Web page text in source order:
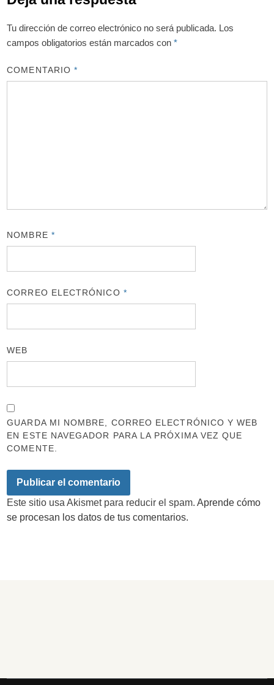
Tu dirección de correo electrónico no será publicada. Los
campos obligatorios están marcados con*
COMENTARIO*
NOMBRE *
CORREO ELECTRÓNICO *
WEB
GUARDA MI NOMBRE, CORREO ELECTRÓNICO Y WEB
EN ESTE NAVEGADOR PARA LA PRÓXIMA VEZ QUE
COMENTE.
Este sitio usa Akismet para reducir el spam.Aprende cómo
se procesan los datos de tus comentarios.